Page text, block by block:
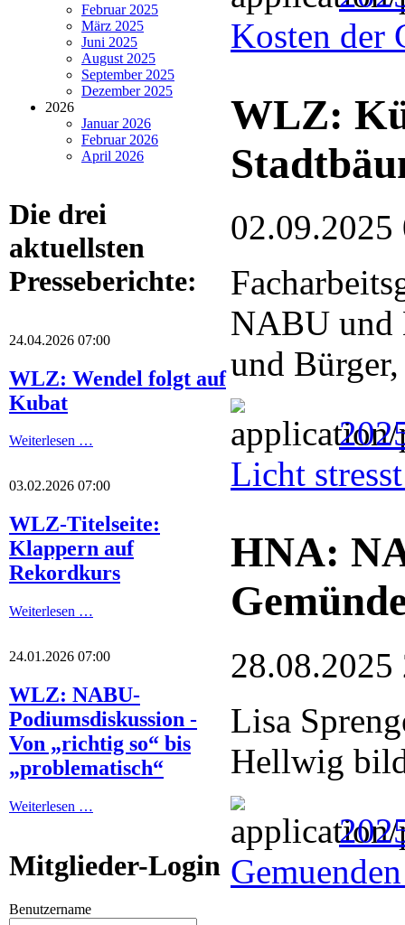
Februar 2025
März 2025
Juni 2025
August 2025
September 2025
Dezember 2025
2026
Januar 2026
Februar 2026
April 2026
Die drei
aktuellsten
Presseberichte:
24.04.2026 07:00
WLZ: Wendel folgt auf
Kubat
Weiterlesen …
03.02.2026 07:00
WLZ-Titelseite:
Klappern auf
Rekordkurs
Weiterlesen …
24.01.2026 07:00
WLZ: NABU-
Podiumsdiskussion -
Von „richtig so“ bis
„problematisch“
Weiterlesen …
Mitglieder-Login
Benutzername
Kosten der
WLZ:
02.09.2025
NABU und
und Bürger,
Licht
HNA:
28.08.2025
Lisa
Hellwig